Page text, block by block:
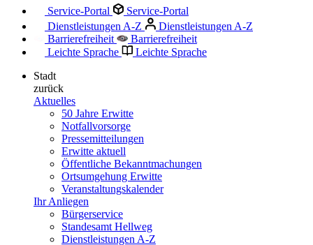
Service-Portal
Service-Portal
Dienstleistungen A-Z
Dienstleistungen A-Z
Barrierefreiheit
Barrierefreiheit
Leichte Sprache
Leichte Sprache
Stadt
zurück
Aktuelles
50 Jahre Erwitte
Notfallvorsorge
Pressemitteilungen
Erwitte aktuell
Öffentliche Bekanntmachungen
Ortsumgehung Erwitte
Veranstaltungskalender
Ihr Anliegen
Bürgerservice
Standesamt Hellweg
Dienstleistungen A-Z